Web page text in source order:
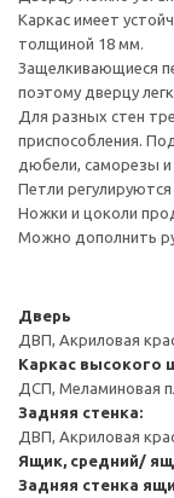
Каркас имеет
толщиной 18 мм.
Защелкивающиеся
поэтому дверцу
Для разных стен
приспособления.
дюбели, саморезы и
Петли
Ножки и цоколи
Можно дополнить
Дверь
ДВП, Акриловая
Каркас высокого
ДСП, Меламиновая
Задняя стенка:
ДВП, Акриловая
Ящик, средний/
Задняя стенка